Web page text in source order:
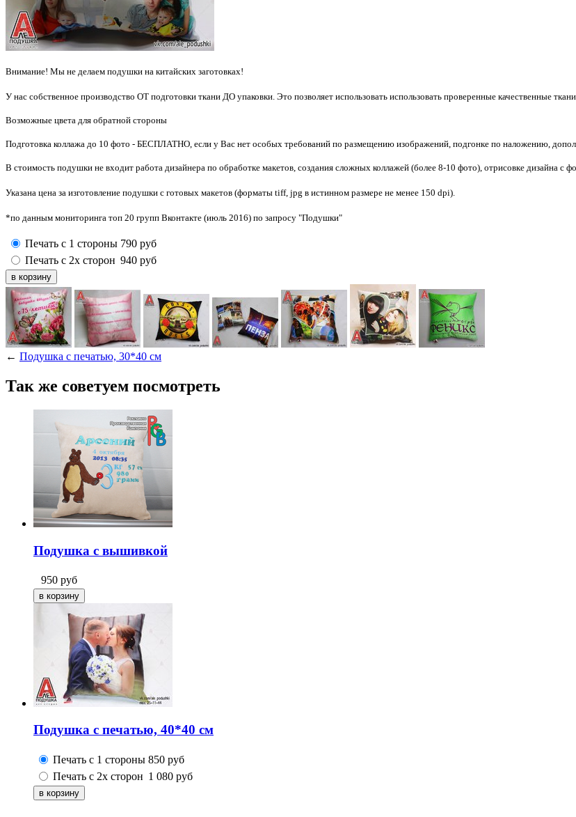
Внимание! Мы не делаем подушки на китайских заготовках!
У нас собственное производство ОТ подготовки ткани ДО упаковки. Это позволяет использовать использовать проверенные качественные
Возможные цвета для обратной стороны
Подготовка коллажа до 10 фото - БЕСПЛАТНО, если у Вас нет особых требований по размещению изображений, подгонке по наложению,
В стоимость подушки не входит работа дизайнера по обработке макетов, создания сложных коллажей (более 8-10 фото), отрисовке дизайна с
Указана цена за изготовление подушки с готовых макетов (форматы tiff, jpg в истинном размере не менее 150 dpi).
*по данным мониторинга топ 20 групп Вконтакте (июль 2016) по запросу "Подушки"
Печать с 1 стороны 790 руб
Печать с 2х сторон 940 руб
← Подушка с печатью, 30*40 см
Так же советуем посмотреть
Подушка с вышивкой
950 руб
Подушка с печатью, 40*40 см
Печать с 1 стороны 850 руб
Печать с 2х сторон 1 080 руб